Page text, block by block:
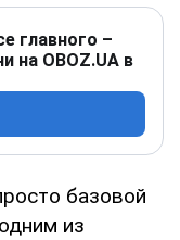
главного –
на OBOZ.UA в
базовой
из